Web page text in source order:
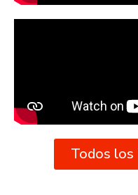
Todos los